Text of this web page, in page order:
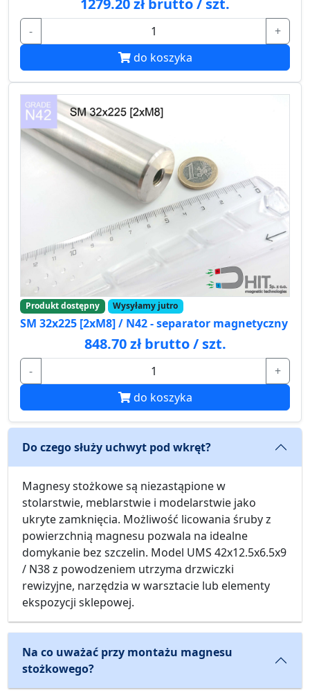
-
+
do koszyka
Produkt dostępny Wysyłamy jutro
SM 32x225 [2xM8] / N42 - separator magnetyczny
848.70 zł brutto / szt.
-
+
do koszyka
Do czego służy uchwyt pod wkręt?
Magnesy stożkowe są niezastąpione w
stolarstwie, meblarstwie i modelarstwie jako
ukryte zamknięcia. Możliwość licowania śruby z
powierzchnią magnesu pozwala na idealne
domykanie bez szczelin. Model UMS 42x12.5x6.5x9
/ N38 z powodzeniem utrzyma drzwiczki
rewizyjne, narzędzia w warsztacie lub elementy
ekspozycji sklepowej.
Na co uważać przy montażu magnesu
stożkowego?